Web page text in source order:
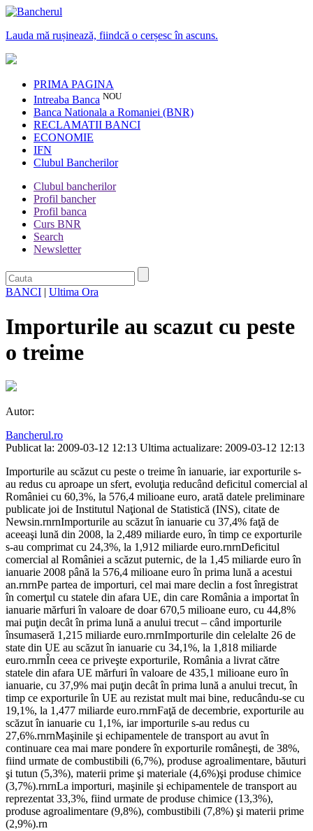
Lauda mă rușinează, fiindcă o cerșesc în ascuns.
PRIMA PAGINA
Intreaba Banca NOU
Banca Nationala a Romaniei (BNR)
RECLAMATII BANCI
ECONOMIE
IFN
Clubul Bancherilor
Clubul bancherilor
Profil bancher
Profil banca
Curs BNR
Search
Newsletter
BANCI | Ultima Ora
Importurile au scazut cu peste
o treime
Autor:
Bancherul.ro
Publicat la: 2009-03-12 12:13 Ultima actualizare: 2009-03-12 12:13
Importurile au scăzut cu peste o treime în ianuarie, iar exporturile s-
au redus cu aproape un sfert, evoluţia reducând deficitul comercial al
României cu 60,3%, la 576,4 milioane euro, arată datele preliminare
publicate joi de Institutul Naţional de Statistică (INS), citate de
Newsin.rnrnImporturile au scăzut în ianuarie cu 37,4% faţă de
aceeaşi lună din 2008, la 2,489 miliarde euro, în timp ce exporturile
s-au comprimat cu 24,3%, la 1,912 miliarde euro.rnrnDeficitul
comercial al României a scăzut puternic, de la 1,45 miliarde euro în
ianuarie 2008 până la 576,4 milioane euro în prima lună a acestui
an.rnrnPe partea de importuri, cel mai mare declin a fost înregistrat
în comerţul cu statele din afara UE, din care România a importat în
ianuarie mărfuri în valoare de doar 670,5 milioane euro, cu 44,8%
mai puţin decât în prima lună a anului trecut – când importurile
însumaseră 1,215 miliarde euro.rnrnImporturile din celelalte 26 de
state din UE au scăzut în ianuarie cu 34,1%, la 1,818 miliarde
euro.rnrnÎn ceea ce priveşte exporturile, România a livrat către
statele din afara UE mărfuri în valoare de 435,1 milioane euro în
ianuarie, cu 37,9% mai puţin decât în prima lună a anului trecut, în
timp ce exporturile în UE au rezistat mult mai bine, reducându-se cu
19,1%, la 1,477 miliarde euro.rnrnFaţă de decembrie, exporturile au
scăzut în ianuarie cu 1,1%, iar importurile s-au redus cu
27,6%.rnrnMaşinile şi echipamentele de transport au avut în
continuare cea mai mare pondere în exporturile româneşti, de 38%,
fiind urmate de combustibili (6,7%), produse agroalimentare, băuturi
şi tutun (5,3%), materii prime şi materiale (4,6%)şi produse chimice
(3,7%).rnrnLa importuri, maşinile şi echipamentele de transport au
reprezentat 33,3%, fiind urmate de produse chimice (13,3%),
produse agroalimentare (9,8%), combustibili (7,8%) şi materii prime
(2,9%).rn